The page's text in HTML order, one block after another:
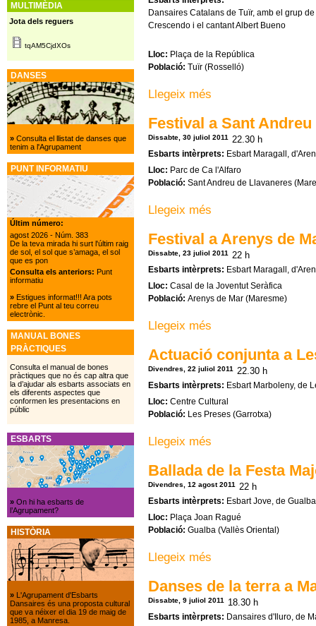
Dansaires Catalans de Tuïr, amb el grup
Crescendo i el cantant Albert Bueno
Lloc: Plaça de la República
Població: Tuïr (Rosselló)
Llegeix més
Festival a Sant
Dissabte, 30 juliol 2011 22.30 h
Esbarts intèrprets: Esbart Maragall,
Lloc: Parc de Ca l'Alfaro
Població: Sant Andreu de Llavaneres
Llegeix més
Festival a Arenys de
Dissabte, 23 juliol 2011 22 h
Esbarts intèrprets: Esbart Maragall,
Lloc: Casal de la Joventut Seràfica
Població: Arenys de Mar (Maresme)
Llegeix més
Actuació conjunta a
Divendres, 22 juliol 2011 22.30 h
Esbarts intèrprets: Esbart Marboleny, de
Lloc: Centre Cultural
Població: Les Preses (Garrotxa)
Llegeix més
Ballada de la Festa
Divendres, 12 agost 2011 22 h
Esbarts intèrprets: Esbart Jove, de Gualba
Lloc: Plaça Joan Ragué
Població: Gualba (Vallès Oriental)
Llegeix més
Danses de la terra a
Dissabte, 9 juliol 2011 18.30 h
Esbarts intèrprets: Dansaires d'Iluro, de
MULTIMÈDIA
Jota dels reguers
tqAM5CjdXOs
DANSES
»Consulta el llistat de danses que
tenim a l'Agrupament
PUNT INFORMATIU
Últim número:
agost 2026 - Núm. 383
De la teva mirada hi surt l'últim raig
de sol, el sol que s’amaga, el sol
que es pon
Consulta els anteriors: Punt
informatiu
»Estigues informat!!! Ara pots
rebre el Punt al teu correu
electrònic.
MANUAL BONES
PRÀCTIQUES
Consulta el manual de bones
pràctiques que no és cap altra que
la d’ajudar als esbarts associats en
els diferents aspectes que
conformen les presentacions en
públic
ESBARTS
»On hi ha esbarts de
l’Agrupament?
HISTÒRIA
» L'Agrupament d'Esbarts
Dansaires és una proposta cultural
que va néixer el dia 19 de maig de
1985, a Manresa.